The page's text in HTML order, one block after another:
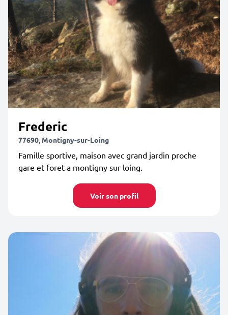
Frederic
77690, Montigny-sur-Loing
Famille sportive, maison avec grand jardin proche
gare et foret a montigny sur loing.
Voir son profil